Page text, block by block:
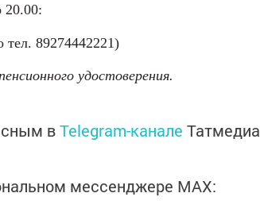
20.00:
89274442221)
удостоверения.
вTelegram-канале Татмедиа
мессенджере MАХ: